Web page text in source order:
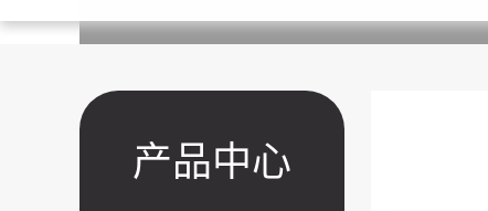
产品中心